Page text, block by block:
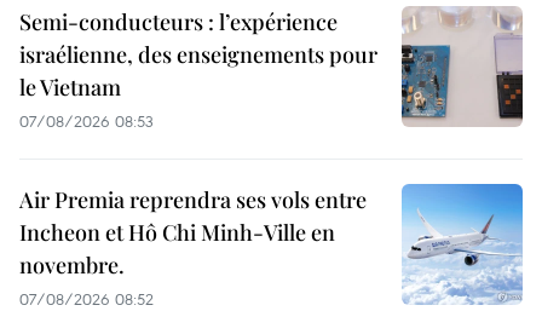
Semi-conducteurs : l’expérience
israélienne, des enseignements pour
le Vietnam
07/08/2026 08:53
Air Premia reprendra ses vols entre
Incheon et Hô Chi Minh-Ville en
novembre.
07/08/2026 08:52